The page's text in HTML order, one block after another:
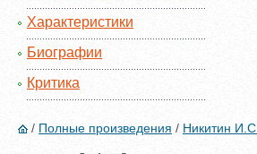
Характеристики
Биографии
Критика
/ Полные произведения / Никитин И.С.